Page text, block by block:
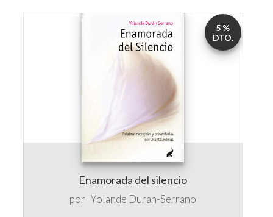
Enamorada del silencio
por Yolande Duran-Serrano
16,00 €
5 %
DTO.